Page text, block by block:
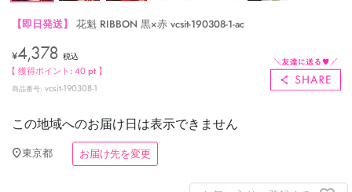
【即日発送】 花魁 RIBBON 黒×赤 vcsit-190308-1-ac
¥4,378 税込
【 獲得ポイント:40pt 】
商品番号 vcsit-190308-1
この地域へのお届け日は表示できません
東京都 お届け先を変更